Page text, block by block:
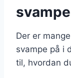
Der er
svampe på i
til, hvordan